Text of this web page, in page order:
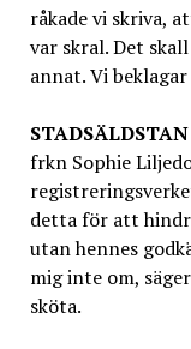
råkade vi skriva,
var skral. Det
annat. Vi
STADSÄLDSTAN
frkn Sophie
detta för att
utan hennes
mig inte om,
sköta.